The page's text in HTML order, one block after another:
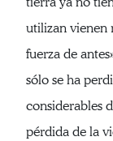
utilizan vienen
fuerza de
sólo se ha
considerables
pérdida de la